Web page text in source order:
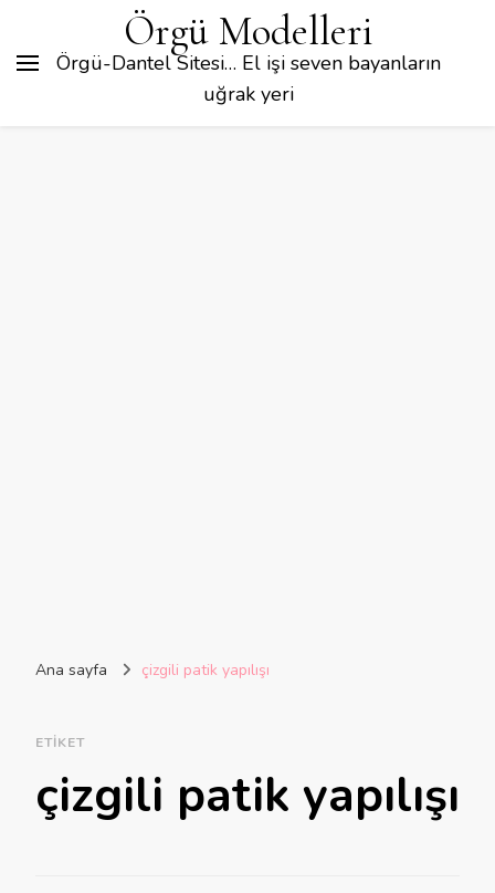
Örgü Modelleri
Örgü-Dantel Sitesi… El işi seven bayanların
uğrak yeri
Ana sayfa çizgili patik yapılışı
ETIKET
çizgili patik yapılışı